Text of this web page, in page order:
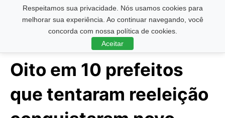
Respeitamos sua privacidade. Nós usamos cookies para
melhorar sua experiência. Ao continuar navegando, você
concorda com nossa política de cookies.
Aceitar
Pesquisar ...
Oito em 10 prefeitos
que tentaram reeleição